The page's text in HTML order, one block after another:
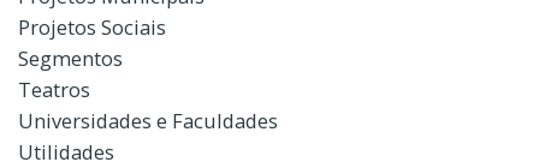
Projetos Sociais
Segmentos
Teatros
Universidades e Faculdades
Utilidades